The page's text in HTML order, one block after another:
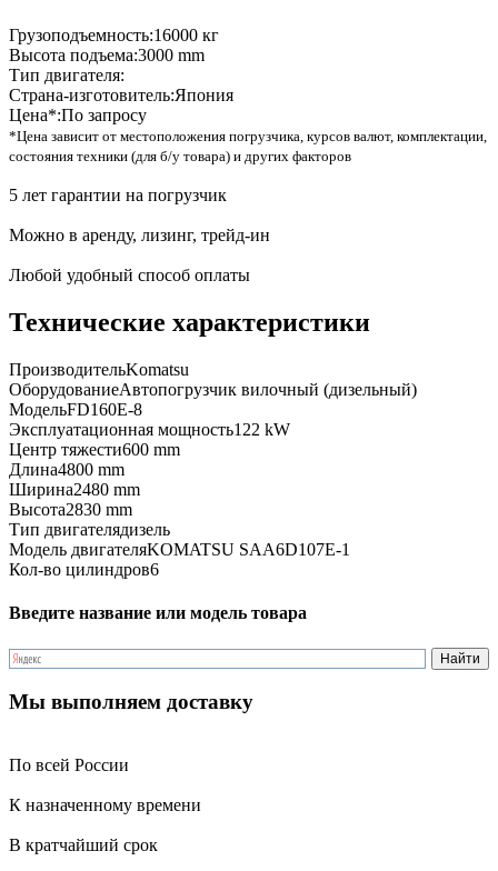
Грузоподъемность:16000 кг
Высота подъема:3000 mm
Тип двигателя:
Страна-изготовитель:Япония
Цена*:По запросу
*Цена зависит от местоположения погрузчика, курсов валют, комплектации,
состояния техники (для б/у товара) и других факторов
5 лет гарантии на погрузчик
Можно в аренду, лизинг, трейд-ин
Любой удобный способ оплаты
Технические характеристики
ПроизводительKomatsu
ОборудованиеАвтопогрузчик вилочный (дизельный)
МодельFD160E-8
Эксплуатационная мощность122 kW
Центр тяжести600 mm
Длина4800 mm
Ширина2480 mm
Высота2830 mm
Тип двигателядизель
Модель двигателяKOMATSU SAA6D107E-1
Кол-во цилиндров6
Введите название или модель товара
Мы выполняем доставку
По всей России
К назначенному времени
В кратчайший срок